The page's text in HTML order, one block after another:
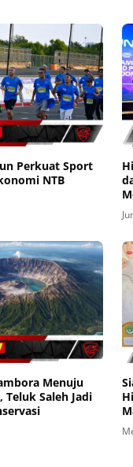
Perkuat Sport
NTB
Menuju
Teluk Saleh Jadi